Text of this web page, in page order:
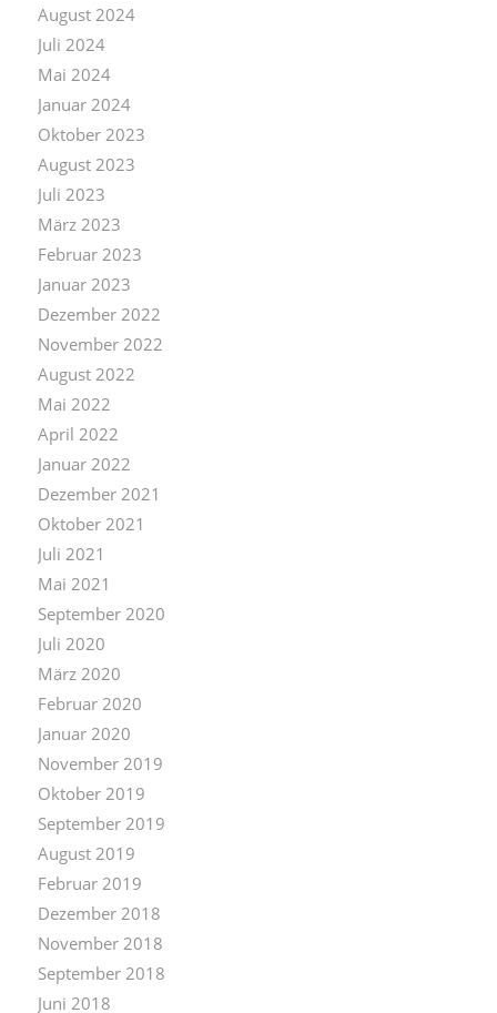
August 2024
Juli 2024
Mai 2024
Januar 2024
Oktober 2023
August 2023
Juli 2023
März 2023
Februar 2023
Januar 2023
Dezember 2022
November 2022
August 2022
Mai 2022
April 2022
Januar 2022
Dezember 2021
Oktober 2021
Juli 2021
Mai 2021
September 2020
Juli 2020
März 2020
Februar 2020
Januar 2020
November 2019
Oktober 2019
September 2019
August 2019
Februar 2019
Dezember 2018
November 2018
September 2018
Juni 2018